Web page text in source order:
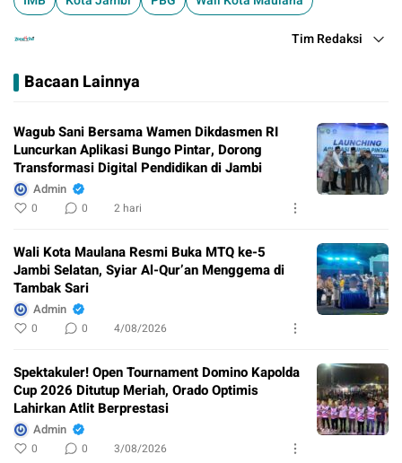
Tim Redaksi
Bacaan Lainnya
Wagub Sani Bersama Wamen Dikdasmen RI
Luncurkan Aplikasi Bungo Pintar, Dorong
Transformasi Digital Pendidikan di Jambi
Admin
0 0 2 hari
Wali Kota Maulana Resmi Buka MTQ ke-5
Jambi Selatan, Syiar Al-Qur’an Menggema di
Tambak Sari
Admin
0 0 4/08/2026
Spektakuler! Open Tournament Domino Kapolda
Cup 2026 Ditutup Meriah, Orado Optimis
Lahirkan Atlit Berprestasi
Admin
0 0 3/08/2026